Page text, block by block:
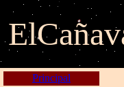
ElC
Principal